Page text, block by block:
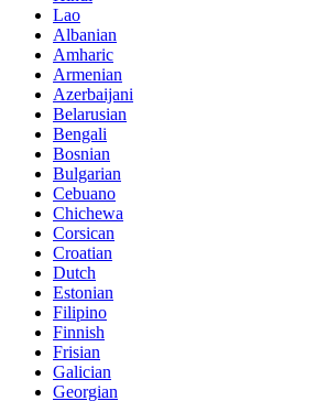
Lao
Albanian
Amharic
Armenian
Azerbaijani
Belarusian
Bengali
Bosnian
Bulgarian
Cebuano
Chichewa
Corsican
Croatian
Dutch
Estonian
Filipino
Finnish
Frisian
Galician
Georgian